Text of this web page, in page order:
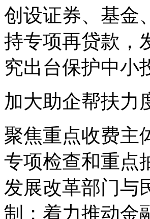
创设证券、基金
持专项再贷款，
究出台保护中小
加大助企帮扶
聚焦重点收费主
专项检查和重点
发展改革部门与
制；着力推动金